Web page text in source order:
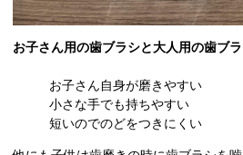
お子さん用の歯ブラシと大人用の歯ブ
お子さん自身が磨きやすい
小さな手でも持ちやすい
短いのでのどをつきにくい